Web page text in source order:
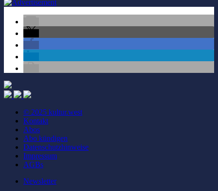
© 2025 kultur.west
Kontakt
Abos
Abo kündigen
Datenschutzhinweise
Impressum
AGBs
Newsletter